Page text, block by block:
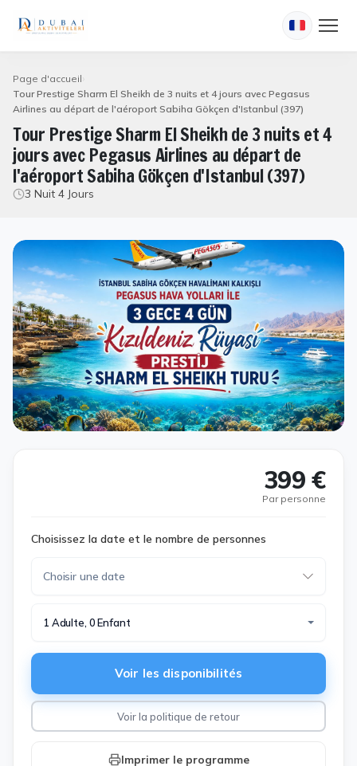
Page d'accueil
Tour Prestige Sharm El Sheikh de 3 nuits et 4 jours avec Pegasus
Airlines au départ de l'aéroport Sabiha Gökçen d'Istanbul (397)
Tour Prestige Sharm El Sheikh de 3 nuits et 4
jours avec Pegasus Airlines au départ de
l'aéroport Sabiha Gökçen d'Istanbul (397)
3 Nuit 4 Jours
399 €
Par personne
Choisissez la date et le nombre de personnes
1 Adulte, 0 Enfant
Voir les disponibilités
Voir la politique de retour
Imprimer le programme